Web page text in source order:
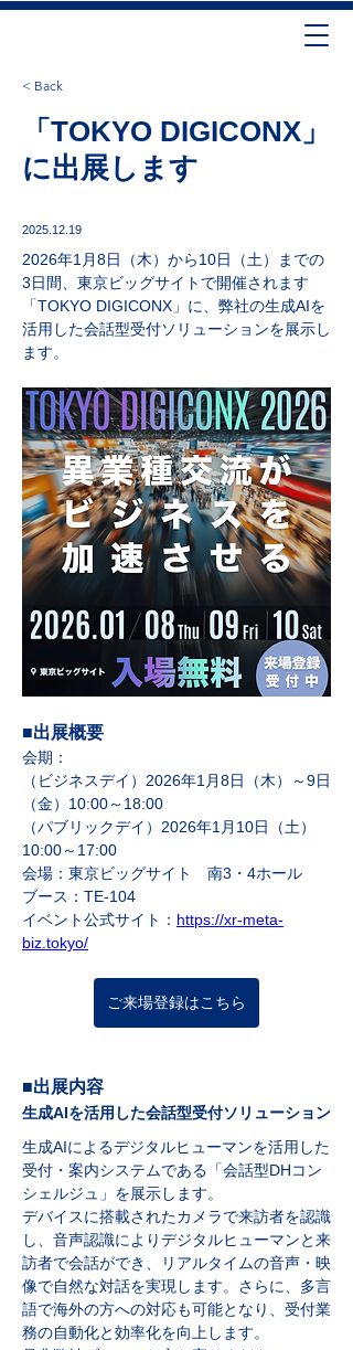
< Back
「TOKYO DIGICONX」
に出展します
2025.12.19
2026年1月8日（木）から10日（土）までの
3日間、東京ビッグサイトで開催されます
「TOKYO DIGICONX」に、弊社の生成AIを
活用した会話型受付ソリューションを展示し
ます。
■出展概要
会期：
（ビジネスデイ）2026年1月8日（木）～9日
（金）10:00～18:00
（パブリックデイ）2026年1月10日（土）
10:00～17:00
会場：東京ビッグサイト　南3・4ホール
ブース：TE-104
イベント公式サイト： https://xr-meta-
biz.tokyo/
ご来場登録はこちら
■出展内容
生成AIを活用した会話型受付ソリューション
生成AIによるデジタルヒューマンを活用した
受付・案内システムである「会話型DHコン
シェルジュ」を展示します。
デバイスに搭載されたカメラで来訪者を認識
し、音声認識によりデジタルヒューマンと来
訪者で会話ができ、リアルタイムの音声・映
像で自然な対話を実現します。さらに、多言
語で海外の方への対応も可能となり、受付業
務の自動化と効率化を向上します。